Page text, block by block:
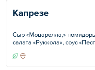
Капрезе
Сыр «Моцарелла,»
салата «Руккола», соус